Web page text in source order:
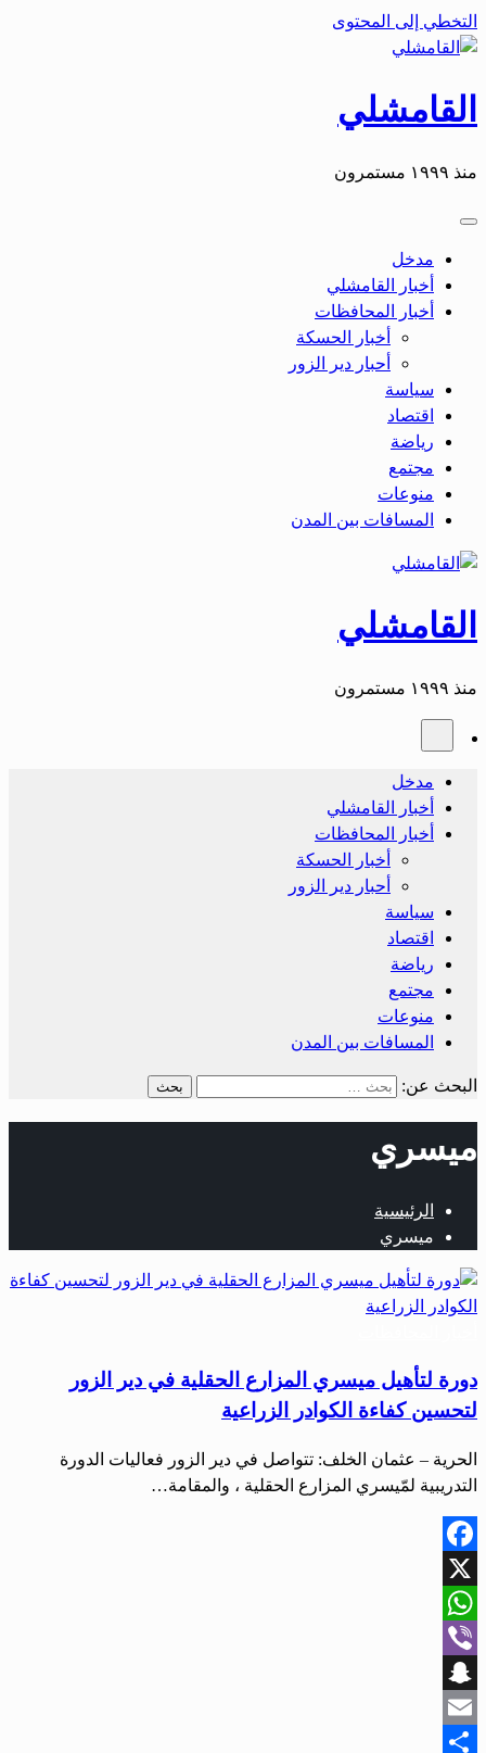
التخطي إلى المحتوى
القامشلي
منذ ١٩٩٩ مستمرون
مدخل
أخبار القامشلي
أخبار المحافظات
أخبار الحسكة
أحبار دير الزور
سياسة
اقتصاد
رياضة
مجتمع
منوعات
المسافات بين المدن
القامشلي
منذ ١٩٩٩ مستمرون
مدخل
أخبار القامشلي
أخبار المحافظات
أخبار الحسكة
أحبار دير الزور
سياسة
اقتصاد
رياضة
مجتمع
منوعات
المسافات بين المدن
البحث عن:
ميسري
الرئيسية
ميسري
دورة لتأهيل ميسري المزارع الحقلية في دير الزور
لتحسين كفاءة الكوادر الزراعية
الحرية – عثمان الخلف: تتواصل في دير الزور فعاليات الدورة
التدريبية لمّيسري المزارع الحقلية ، والمقامة…
Facebook
X
WhatsApp
Viber
Snapchat
Email